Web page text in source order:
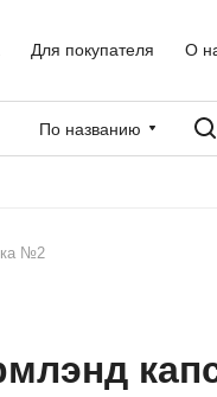
Для покупателя О
По названию
№2